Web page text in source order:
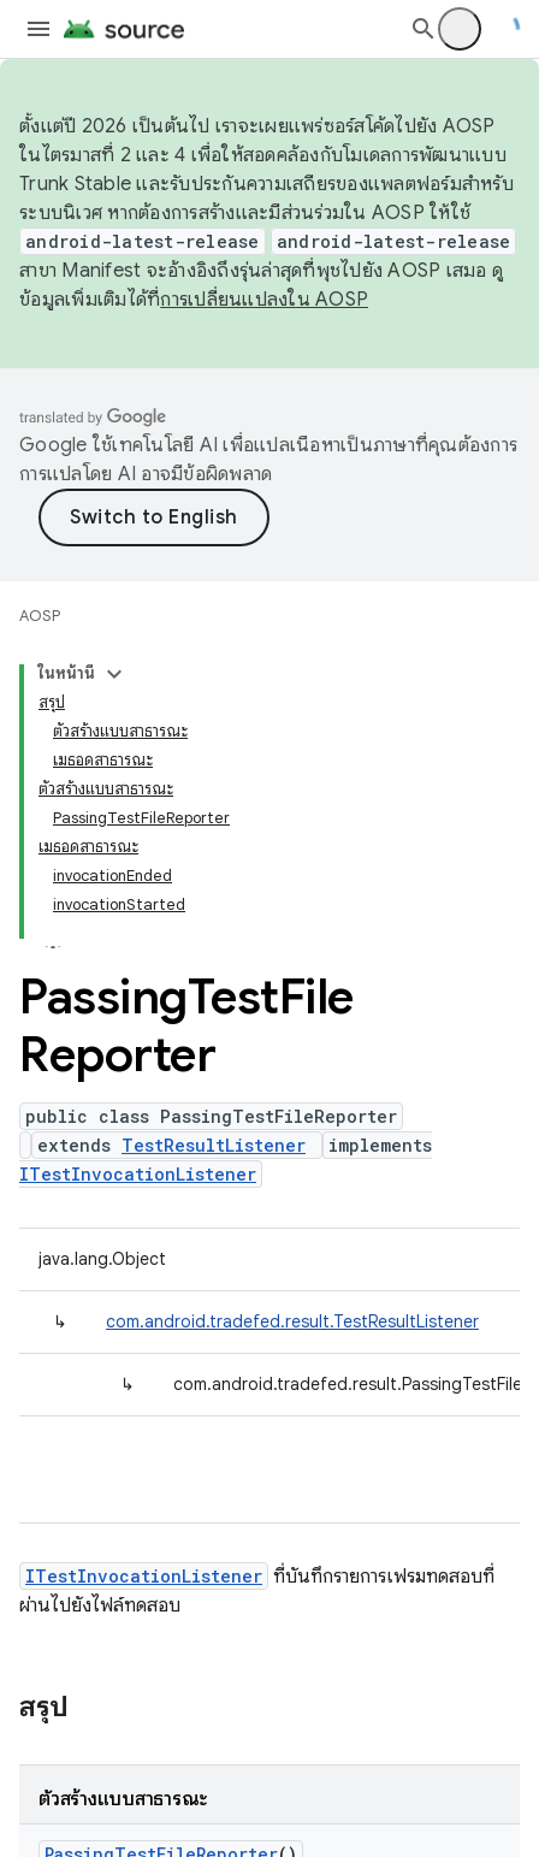
ตั้งแต่ปี 2026 เป็นต้นไป เราจะเผยแพร่ซอร์สโค้ดไปยัง AOSP
ในไตรมาสที่ 2 และ 4 เพื่อให้สอดคล้องกับโมเดลการพัฒนาแบบ
Trunk Stable และรับประกันความเสถียรของแพลตฟอร์มสำหรับ
ระบบนิเวศ หากต้องการสร้างและมีส่วนร่วมใน AOSP ให้ใช้
android-latest-release android-latest-release
สาขา Manifest จะอ้างอิงถึงรุ่นล่าสุดที่พุชไปยัง AOSP เสมอ ดู
ข้อมูลเพิ่มเติมได้ที่การเปลี่ยนแปลงใน AOSP
Google ใช้เทคโนโลยี AI เพื่อแปลเนื้อหาเป็นภาษาที่คุณต้องการ
การแปลโดย AI อาจมีข้อผิดพลาด
AOSP
ในหน้านี้
สรุป
ตัวสร้างแบบสาธารณะ
เมธอดสาธารณะ
ตัวสร้างแบบสาธารณะ
PassingTestFileReporter
เมธอดสาธารณะ
invocationEnded
invocationStarted
PassingTestFile
Reporter
public class PassingTestFileReporter
extends TestResultListener
implements
ITestInvocationListener
java.lang.Object
↳ com.android.tradefed.result.TestResultListener
↳
ITestInvocationListener ที่บันทึกรายการเฟรมทดสอบที่
ผ่านไปยังไฟล์ทดสอบ
สรุป
ตัวสร้างแบบสาธารณะ